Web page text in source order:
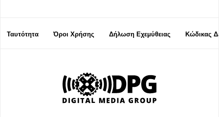
Ταυτότητα Όροι Χρήσης Δήλωση Εχεμύθειας Κώδικας